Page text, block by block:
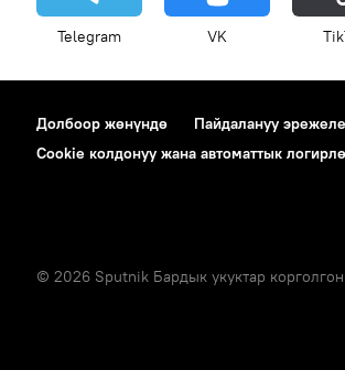
Telegram VK
Долбоор жөнүндө Пайдалануу
Cookie колдонуу жана автоматтык
© 2026 Sputnik Бардык укуктар